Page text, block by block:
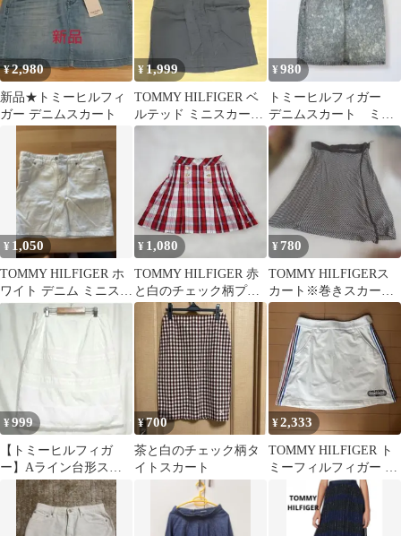
¥2,980
新品★トミーヒルフィ
ガー デニムスカート
¥ 1,999
TOMMY HILFIGER ベ
ルテッド ミニスカート
ネイビー サイズ6
¥980
トミーヒルフィガー
デニムスカート ミニ
スカート 古着 ダメ
ージデニム ふるじょ
¥ 1,050
TOMMY HILFIGER ホ
ワイト デニム ミニスカ
ート
¥ 1,080
TOMMY HILFIGER 赤
と白のチェック柄プリ
ーツ膝丈スカートS
¥ 780
TOMMY HILFIGERス
カート※巻きスカート
風柔らか斜めストライ
¥999
【トミーヒルフィガ
ー】Aライン台形スカ
ート レースフリル 膝丈
位 ホワイトカラー
¥700
茶と白のチェック柄タ
イトスカート
¥2,333
TOMMY HILFIGER ト
ミーフィルフィガー レ
ディーススカート ゴル